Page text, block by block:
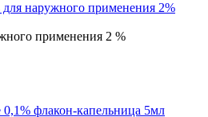
для наружного применения 2%
применения 2 %